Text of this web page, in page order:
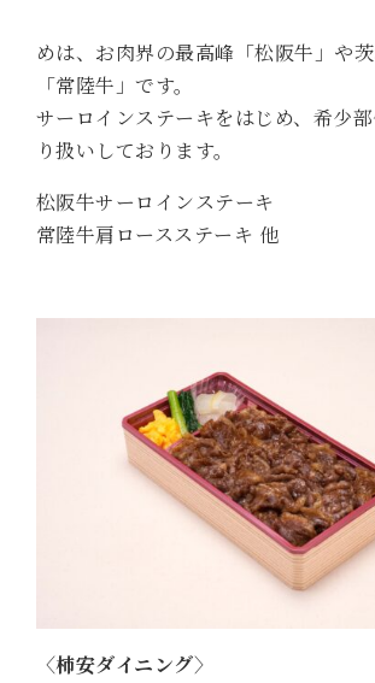
柿安お
めは、お肉界の最高峰「松阪牛」や
「常陸牛」です。
サーロインステーキをはじめ、希少
り扱いしております。
松阪牛サーロインステーキ
常陸牛肩ロースステーキ 他
〈柿安ダイニング〉